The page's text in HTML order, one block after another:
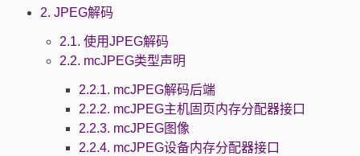
2. JPEG解码
2.1. 使用JPEG解码
2.2. mcJPEG类型声明
2.2.1. mcJPEG解码后端
2.2.2. mcJPEG主机固页内存分配器接口
2.2.3. mcJPEG图像
2.2.4. mcJPEG设备内存分配器接口